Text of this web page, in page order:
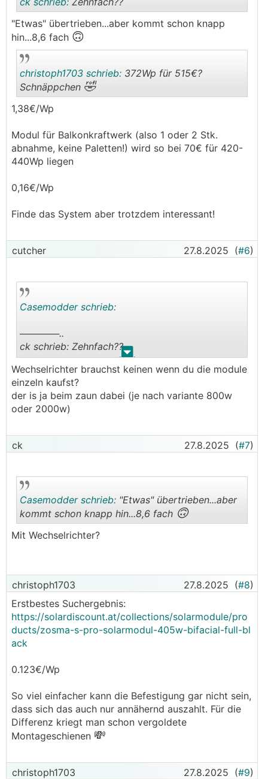
..
"Etwas" übertrieben...aber kommt schon knapp
hin...8,6 fach 🙃
christoph1703 schrieb: 372Wp für 515€?
Schnäppchen 🤣
1,38€/Wp
Modul für Balkonkraftwerk (also 1 oder 2 Stk.
abnahme, keine Paletten!) wird so bei 70€ für 420-
440Wp liegen
0,16€/Wp
Finde das System aber trotzdem interessant!
cutcher 27.8.2025 (#6)
. .
Casemodder schrieb:
──────..
ck schrieb: Zehnfach??
───────────────
"Etwas" übertrieben...aber kommt schon knapp
hin...8,6 fach🙃
christoph1703 schrieb: 372Wp für 515€?
Schnäppchen🤣
1,38€/Wp
Modul für Balkonkraftwerk (also 1 oder 2 Stk.
abnahme, keine Paletten!) wird so bei 70€ für
0,16€/Wp
Finde das System aber trotzdem interessant!
Wechselrichter brauchst keinen wenn du die module
einzeln kaufst?
der is ja beim zaun dabei (je nach variante 800w
oder 2000w)
ck 27.8.2025 (#7)
Casemodder schrieb: "Etwas" übertrieben...aber
kommt schon knapp hin...8,6 fach 🙃
Mit Wechselrichter?
christoph1703 27.8.2025 (#8)
Erstbestes Suchergebnis:
https://solardiscount.at/collections/solarmodule/pro
ducts/zosma-s-pro-solarmodul-405w-bifacial-full-bl
ack
0.123€/Wp
So viel einfacher kann die Befestigung gar nicht sein,
dass sich das auch nur annähernd auszahlt. Für die
Differenz kriegt man schon vergoldete
Montageschienen 💸
christoph1703 27.8.2025 (#9)